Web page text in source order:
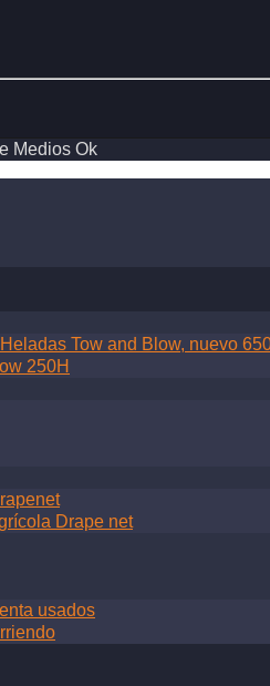
Medios Ok
Tow and Blow, nuevo
250H
Drape net
usados